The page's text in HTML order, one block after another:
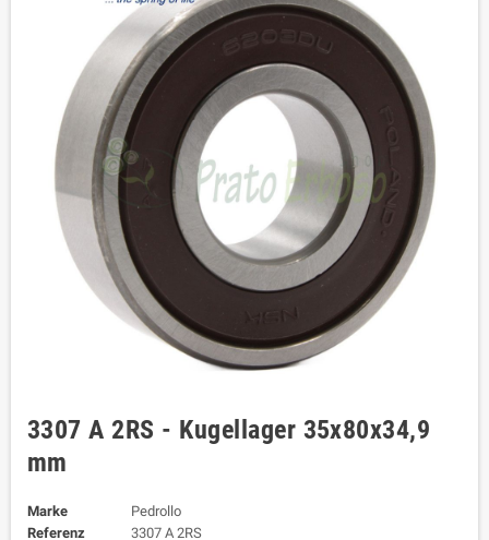
3307 A 2RS - Kugellager 35x80x34,9
mm
Marke
Pedrollo
Referenz
3307 A 2RS